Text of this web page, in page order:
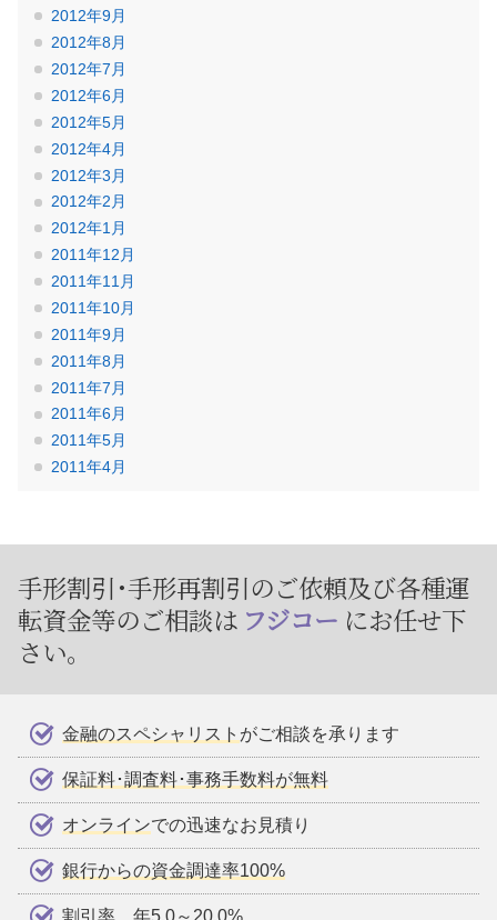
2012年9月
2012年8月
2012年7月
2012年6月
2012年5月
2012年4月
2012年3月
2012年2月
2012年1月
2011年12月
2011年11月
2011年10月
2011年9月
2011年8月
2011年7月
2011年6月
2011年5月
2011年4月
手形割引･手形再割引のご依頼及び各種運
転資金等のご相談は フジコー にお任せ下
さい。
金融のスペシャリスト がご相談を承ります
保証料･調査料･事務手数料が無料
オンラインでの迅速なお見積り
銀行からの資金調達率100%